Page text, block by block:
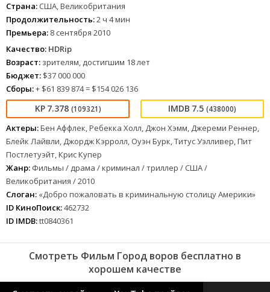
Страна: США, Великобритания
Продолжительность:2 ч 4 мин
Премьера: 8 сентября 2010
Качество: HDRip
Возраст: зрителям, достигшим 18 лет
Бюджет: $37 000 000
Сборы:+ $61 839 874 = $154 026 136
7.378 (109321) 7.5 (438000)
Актеры:Бен Аффлек, Ребекка Холл, Джон Хэмм, Джереми Реннер,
Блейк Лайвли, Джордж Кэрролл, Оуэн Бурк, Титус Уэлливер, Пит
Постлетуэйт, Крис Купер
Жанр: Фильмы / драма / криминал / триллер / США /
Великобритания / 2010
Слоган: «Добро пожаловать в криминальную столицу Америки»
ID КиноПоиск:462732
ID IMDB:tt0840361
Смотреть Фильм Город воров бесплатно в
хорошем качестве